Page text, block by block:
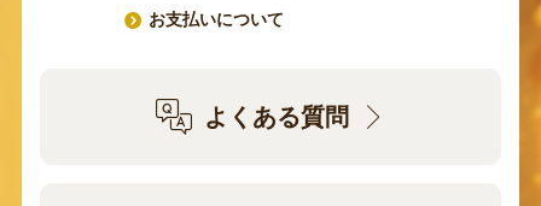
お支払いについて
よくある質問